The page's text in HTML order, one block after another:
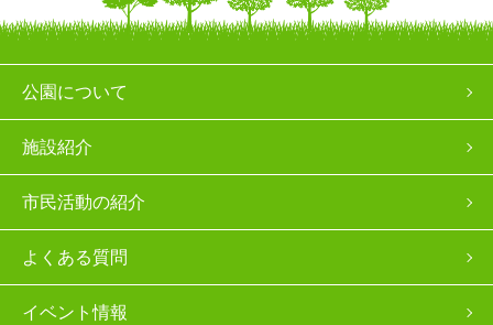
公園について
施設紹介
市民活動の紹介
よくある質問
イベント情報